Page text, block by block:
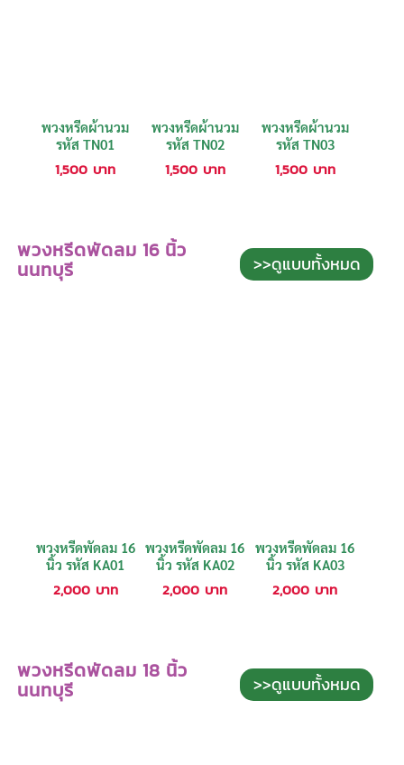
พวงหรีดผ้านวม
รหัส TN01
1,500 บาท
พวงหรีดผ้านวม
รหัส TN02
1,500 บาท
พวงหรีดผ้านวม
รหัส TN03
1,500 บาท
พวงหรีดพัดลม 16 นิ้ว
นนทบุรี >>ดูแบบทั้งหมด
พวงหรีดพัดลม 16
นิ้ว รหัส KA01
2,000 บาท
พวงหรีดพัดลม 16
นิ้ว รหัส KA02
2,000 บาท
พวงหรีดพัดลม 16
นิ้ว รหัส KA03
2,000 บาท
พวงหรีดพัดลม 18 นิ้ว
นนทบุรี >>ดูแบบทั้งหมด